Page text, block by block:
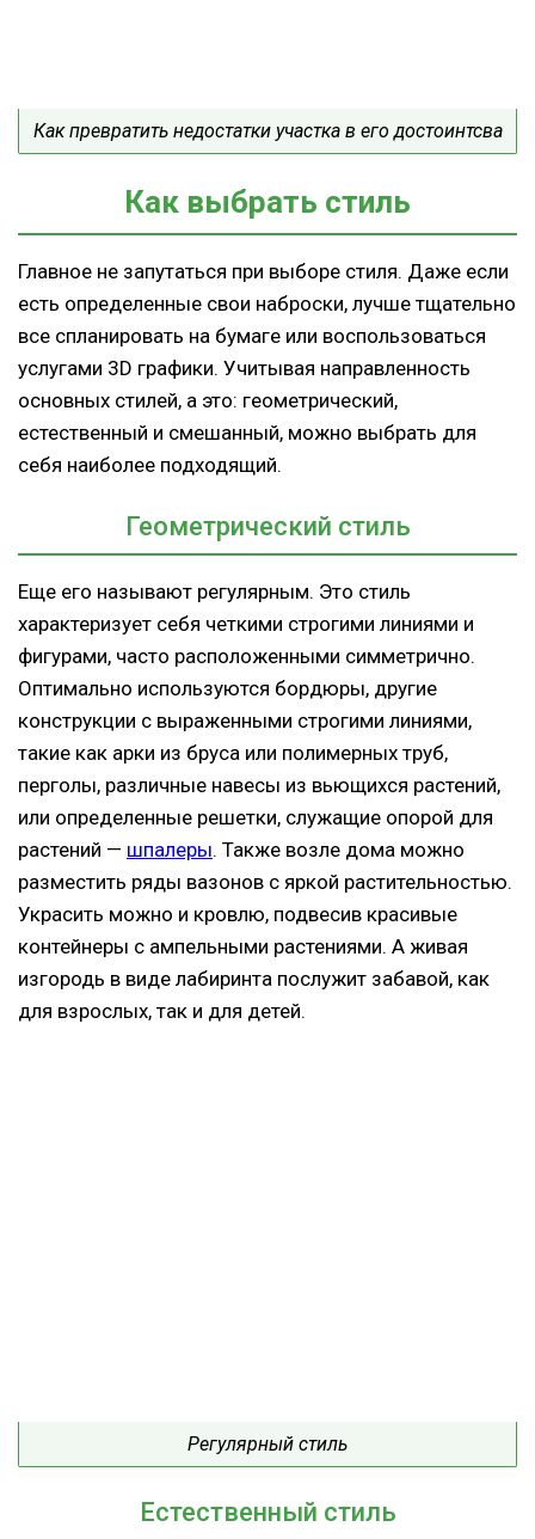
Как превратить недостатки участка в его достоинтсва
Как выбрать стиль
Главное не запутаться при выборе стиля. Даже если
есть определенные свои наброски, лучше тщательно
все спланировать на бумаге или воспользоваться
услугами 3D графики. Учитывая направленность
основных стилей, а это: геометрический,
естественный и смешанный, можно выбрать для
себя наиболее подходящий.
Геометрический стиль
Еще его называют регулярным. Это стиль
характеризует себя четкими строгими линиями и
фигурами, часто расположенными симметрично.
Оптимально используются бордюры, другие
конструкции с выраженными строгими линиями,
такие как арки из бруса или полимерных труб,
перголы, различные навесы из вьющихся растений,
или определенные решетки, служащие опорой для
растений — шпалеры. Также возле дома можно
разместить ряды вазонов с яркой растительностью.
Украсить можно и кровлю, подвесив красивые
контейнеры с ампельными растениями. А живая
изгородь в виде лабиринта послужит забавой, как
для взрослых, так и для детей.
Регулярный стиль
Естественный стиль